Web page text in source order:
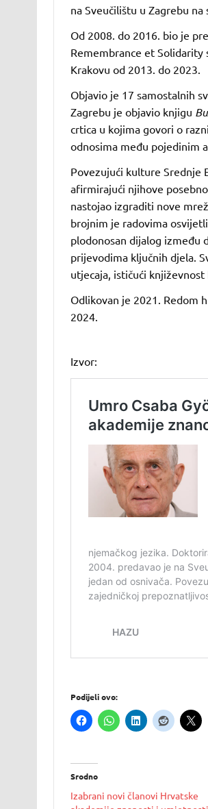
na Sveučilištu u Zagrebu
Od 2008. do 2016. bio je
Remembrance et Solidarity
Krakovu od 2013. do 2023.
Objavio je 17 samostalnih
Zagrebu je objavio knjigu
crtica u kojima govori o
odnosima među pojedinim
Povezujući kulture Srednje
afirmirajući njihove
nastojao izgraditi nove
brojnim je radovima
plodonosan dijalog između
prijevodima ključnih djela.
utjecaja, ističući književnost
Odlikovan je 2021. Redom
2024.
Izvor:
Podijeli ovo:
Srodno
Izabrani novi članovi Hrvatske